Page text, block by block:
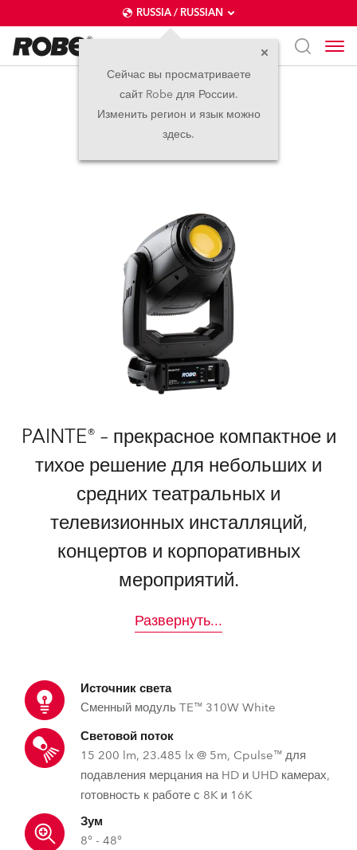
RUSSIA / RUSSIAN
Сейчас вы просматриваете
сайт Robe для России.
Изменить регион и язык можно
здесь.
PAINTE®
PAINTE® – прекрасное компактное и
тихое решение для небольших и
средних театральных и
телевизионных инсталляций,
концертов и корпоративных
мероприятий.
Развернуть...
Источник света
Сменный модуль TE™ 310W White
Световой поток
15 200 lm, 23.485 lx @ 5m, Cpulse™ для
подавления мерцания на HD и UHD камерах,
готовность к работе с 8K и 16K
Зум
8° - 48°